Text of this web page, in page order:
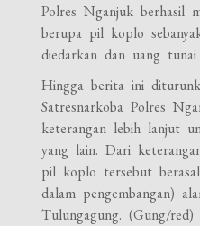
Polres Nganjuk berhasil
berupa pil koplo
diedarkan dan uang tunai
Hingga berita ini
Satresnarkoba Polres
keterangan lebih lanjut
yang lain. Dari
pil koplo tersebut
dalam pengembangan)
Tulungagung. (Gung/red)